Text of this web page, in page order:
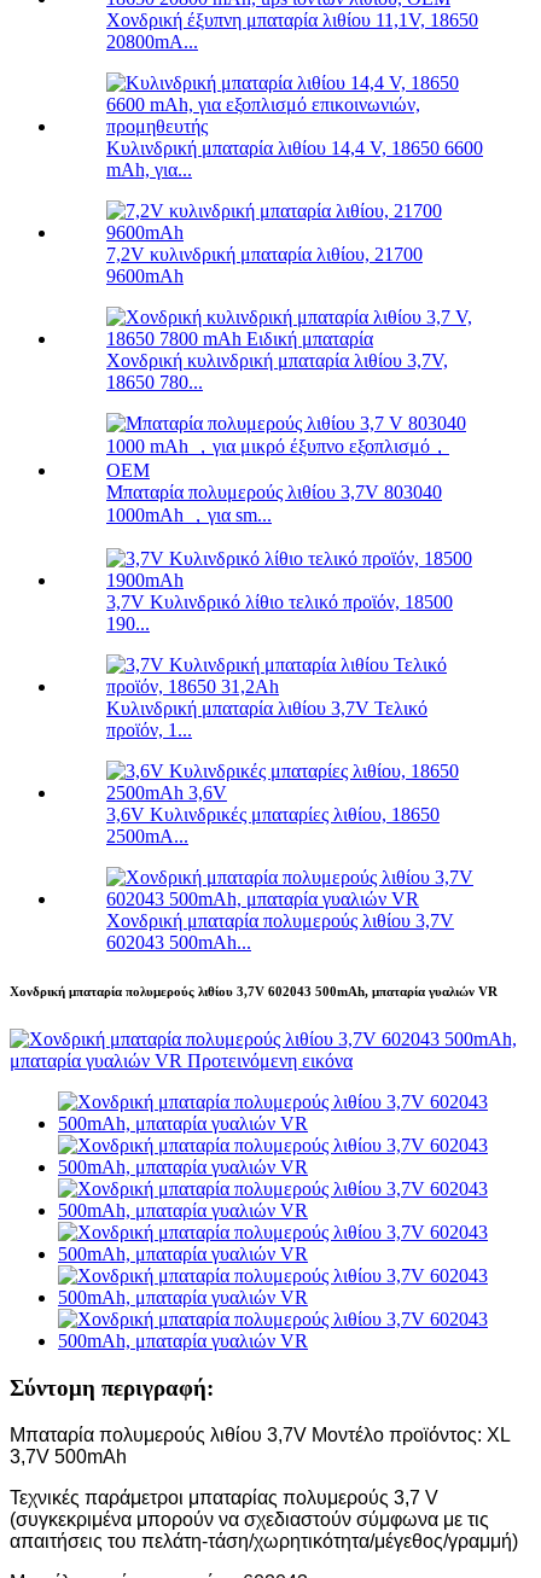
Χονδρική έξυπνη μπαταρία λιθίου 11,1V, 18650
20800mA...
Κυλινδρική μπαταρία λιθίου 14,4 V, 18650 6600
mAh, για...
7,2V κυλινδρική μπαταρία λιθίου, 21700
9600mAh
Χονδρική κυλινδρική μπαταρία λιθίου 3,7V,
18650 780...
Μπαταρία πολυμερούς λιθίου 3,7V 803040
1000mAh ，για sm...
3,7V Κυλινδρικό λίθιο τελικό προϊόν, 18500
190...
Κυλινδρική μπαταρία λιθίου 3,7V Τελικό
προϊόν, 1...
3,6V Κυλινδρικές μπαταρίες λιθίου, 18650
2500mA...
Χονδρική μπαταρία πολυμερούς λιθίου 3,7V
602043 500mAh...
Χονδρική μπαταρία πολυμερούς λιθίου 3,7V 602043 500mAh, μπαταρία γυαλιών VR
Σύντομη περιγραφή:
Μπαταρία πολυμερούς λιθίου 3,7V Μοντέλο προϊόντος: XL
3,7V 500mAh
Τεχνικές παράμετροι μπαταρίας πολυμερούς 3,7 V
(συγκεκριμένα μπορούν να σχεδιαστούν σύμφωνα με τις
απαιτήσεις του πελάτη-τάση/χωρητικότητα/μέγεθος/γραμμή)